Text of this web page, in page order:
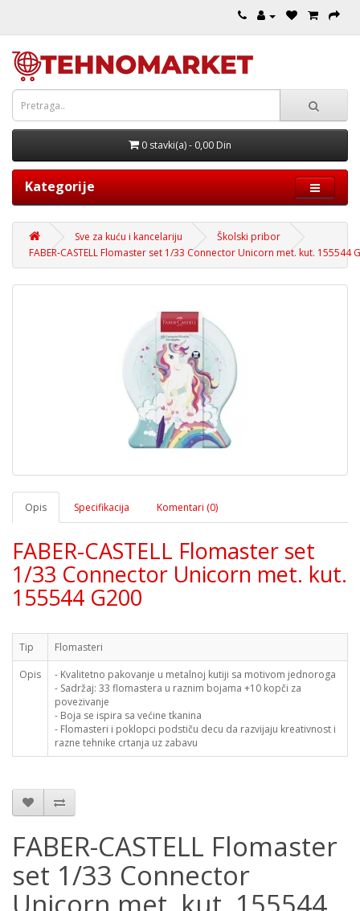
0 stavki(a) - 0,00 Din
Kategorije
Sve za kuću i kancelariju
Školski pribor
FABER-CASTELL Flomaster set 1/33 Connector Unicorn met. kut. 155544
Opis Specifikacija Komentari (0)
FABER-CASTELL Flomaster set
1/33 Connector Unicorn met. kut.
155544 G200
Tip
Flomasteri
Opis
- Kvalitetno pakovanje u metalnoj kutiji sa motivom jednoroga
- Sadržaj: 33 flomastera u raznim bojama +10 kopči za
povezivanje
- Boja se ispira sa većine tkanina
- Flomasteri i poklopci podstiču decu da razvijaju kreativnost i
razne tehnike crtanja uz zabavu
FABER-CASTELL Flomaster
set 1/33 Connector